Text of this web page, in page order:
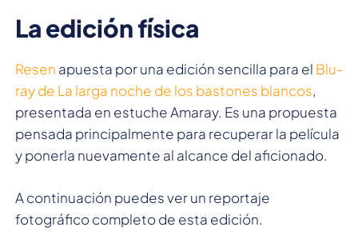
La edición física
Resen apuesta por una edición sencilla para el Blu-
ray de La larga noche de los bastones blancos,
presentada en estuche Amaray. Es una propuesta
pensada principalmente para recuperar la película
y ponerla nuevamente al alcance del aficionado.
A continuación puedes ver un reportaje
fotográfico completo de esta edición.